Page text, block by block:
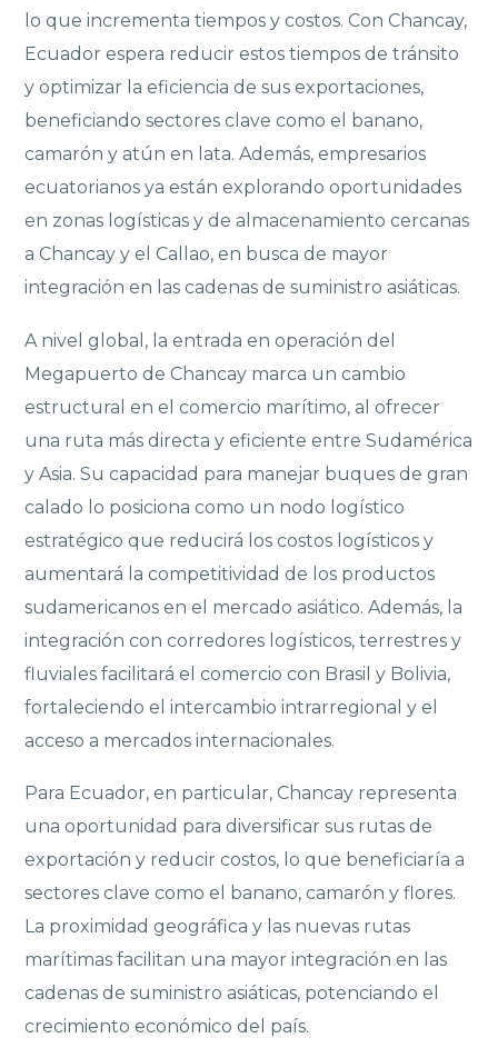
lo que incrementa tiempos y costos. Con Chancay,
Ecuador espera reducir estos tiempos de tránsito
y optimizar la eficiencia de sus exportaciones,
beneficiando sectores clave como el banano,
camarón y atún en lata. Además, empresarios
ecuatorianos ya están explorando oportunidades
en zonas logísticas y de almacenamiento cercanas
a Chancay y el Callao, en busca de mayor
integración en las cadenas de suministro asiáticas.
A nivel global, la entrada en operación del
Megapuerto de Chancay marca un cambio
estructural en el comercio marítimo, al ofrecer
una ruta más directa y eficiente entre Sudamérica
y Asia. Su capacidad para manejar buques de gran
calado lo posiciona como un nodo logístico
estratégico que reducirá los costos logísticos y
aumentará la competitividad de los productos
sudamericanos en el mercado asiático. Además, la
integración con corredores logísticos, terrestres y
fluviales facilitará el comercio con Brasil y Bolivia,
fortaleciendo el intercambio intrarregional y el
acceso a mercados internacionales.
Para Ecuador, en particular, Chancay representa
una oportunidad para diversificar sus rutas de
exportación y reducir costos, lo que beneficiaría a
sectores clave como el banano, camarón y flores.
La proximidad geográfica y las nuevas rutas
marítimas facilitan una mayor integración en las
cadenas de suministro asiáticas, potenciando el
crecimiento económico del país.